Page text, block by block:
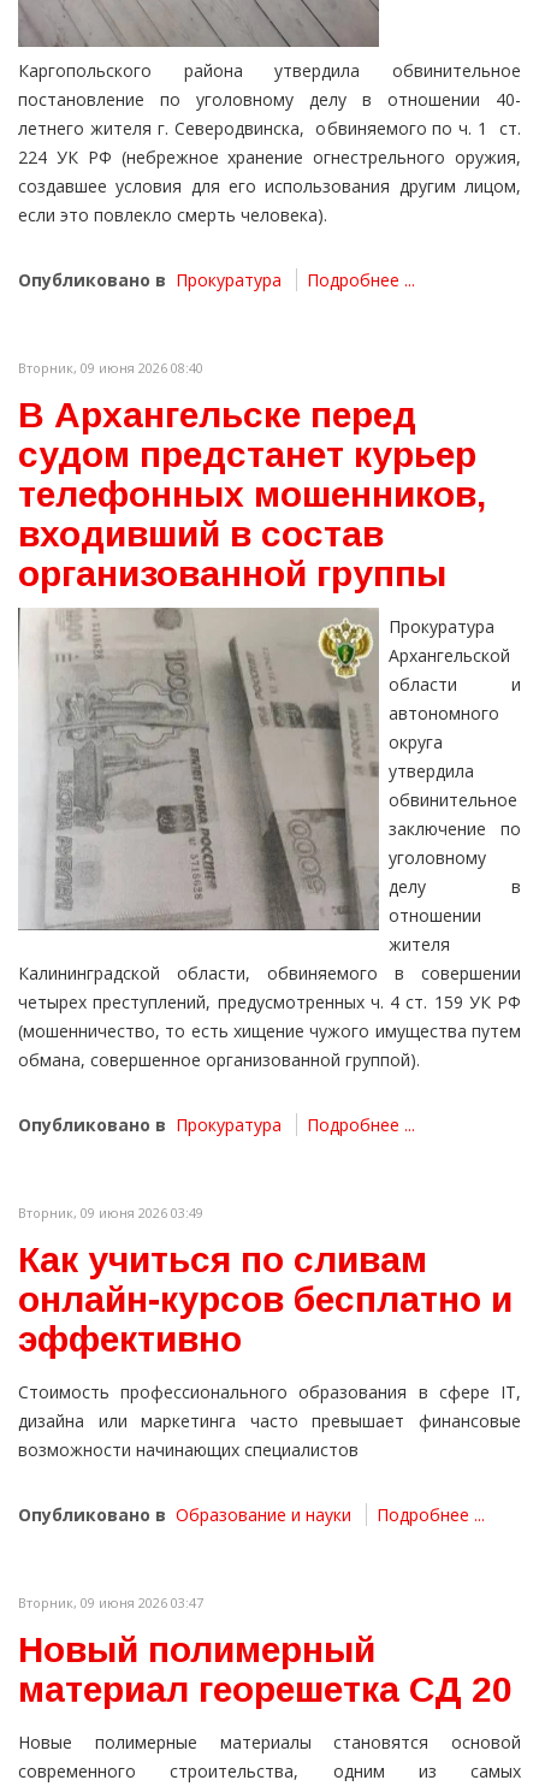
Каргопольского района утвердила обвинительное
постановление по уголовному делу в отношении 40-
летнего жителя г. Северодвинска, обвиняемого по ч. 1 ст.
224 УК РФ (небрежное хранение огнестрельного оружия,
создавшее условия для его использования другим лицом,
если это повлекло смерть человека).
Опубликовано в Прокуратура Подробнее ...
Вторник, 09 июня 2026 08:40
В Архангельске перед
судом предстанет курьер
телефонных мошенников,
входивший в состав
организованной группы
Прокуратура
Архангельской
области и
автономного
округа
утвердила
обвинительное
заключение по
уголовному
делу в
отношении
жителя
Калининградской области, обвиняемого в совершении
четырех преступлений, предусмотренных ч. 4 ст. 159 УК РФ
(мошенничество, то есть хищение чужого имущества путем
обмана, совершенное организованной группой).
Опубликовано в Прокуратура Подробнее ...
Вторник, 09 июня 2026 03:49
Как учиться по сливам
онлайн-курсов бесплатно и
эффективно
Стоимость профессионального образования в сфере IT,
дизайна или маркетинга часто превышает финансовые
возможности начинающих специалистов
Опубликовано в Образование и науки Подробнее ...
Вторник, 09 июня 2026 03:47
Новый полимерный
материал георешетка СД 20
Новые полимерные материалы становятся основой
современного строительства, одним из самых